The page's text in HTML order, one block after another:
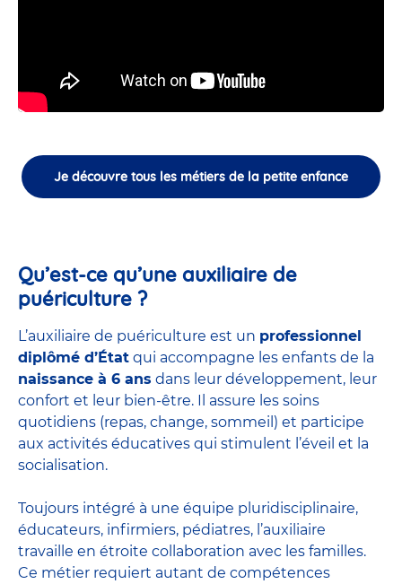
Je découvre tous les métiers de la petite enfance
Qu’est-ce qu’une auxiliaire de
puériculture ?
L’auxiliaire de puériculture est un professionnel
diplômé d’État qui accompagne les enfants de la
naissance à 6 ans dans leur développement, leur
confort et leur bien-être. Il assure les soins
quotidiens (repas, change, sommeil) et participe
aux activités éducatives qui stimulent l’éveil et la
socialisation.
Toujours intégré à une équipe pluridisciplinaire,
éducateurs, infirmiers, pédiatres, l’auxiliaire
travaille en étroite collaboration avec les familles.
Ce métier requiert autant de compétences